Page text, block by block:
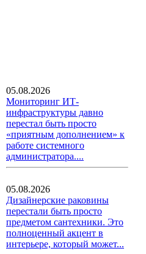
05.08.2026
Мониторинг ИТ-
инфраструктуры давно
перестал быть просто
«приятным дополнением» к
работе системного
администратора....
05.08.2026
Дизайнерские раковины
перестали быть просто
предметом сантехники. Это
полноценный акцент в
интерьере, который может...